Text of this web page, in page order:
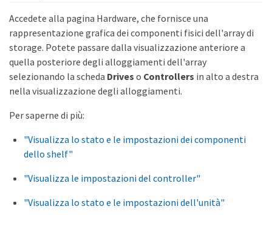
Accedete alla pagina Hardware, che fornisce una
rappresentazione grafica dei componenti fisici dell'array di
storage. Potete passare dalla visualizzazione anteriore a
quella posteriore degli alloggiamenti dell'array
selezionando la scheda Drives o Controllers in alto a destra
nella visualizzazione degli alloggiamenti.
Per saperne di più:
"Visualizza lo stato e le impostazioni dei componenti
dello shelf"
"Visualizza le impostazioni del controller"
"Visualizza lo stato e le impostazioni dell'unità"